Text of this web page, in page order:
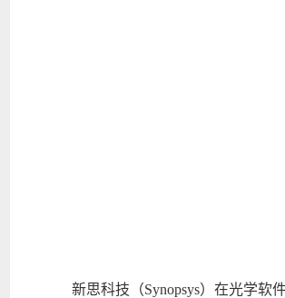
新思科技（Synopsys）在光学软